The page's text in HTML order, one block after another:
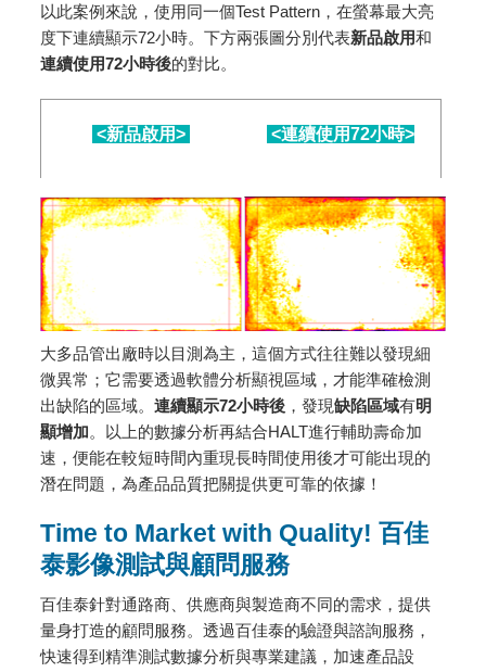
以此案例來說，使用同一個Test Pattern，在螢幕最大亮
度下連續顯示72小時。下方兩張圖分別代表新品啟用和
連續使用72小時後的對比。
<新品啟用> <連續使用72小時>
大多品管出廠時以目測為主，這個方式往往難以發現細
微異常；它需要透過軟體分析顯視區域，才能準確檢測
出缺陷的區域。連續顯示72小時後 ，發現缺陷區域有明
顯增加。以上的數據分析再結合HALT進行輔助壽命加
速，便能在較短時間內重現長時間使用後才可能出現的
潛在問題，為產品品質把關提供更可靠的依據！
Time to Market with Quality! 百佳
泰影像測試與顧問服務
百佳泰針對通路商、供應商與製造商不同的需求，提供
量身打造的顧問服務。透過百佳泰的驗證與諮詢服務，
快速得到精準測試數據分析與專業建議，加速產品設